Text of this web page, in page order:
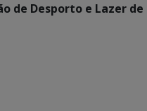
de Desporto e Lazer